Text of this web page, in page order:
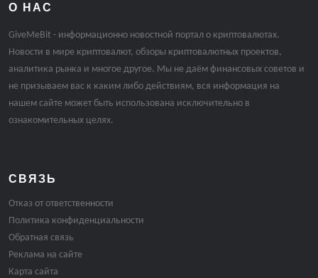
О НАС
GiveMeBit - информационно новостной портал о криптовалютах.
Новости в мире криптовалют, обзоры криптовалютных проектов,
аналитика рынка и многое другое. Мы не даём финансовых советов и
не призываем вас к каким либо действиям, вся информация на
нашем сайте может быть использована исключительно в
ознакомительных целях.
СВЯЗЬ
Отказ от ответственности
Политика конфиденциальности
Обратная связь
Реклама на сайте
Карта сайта